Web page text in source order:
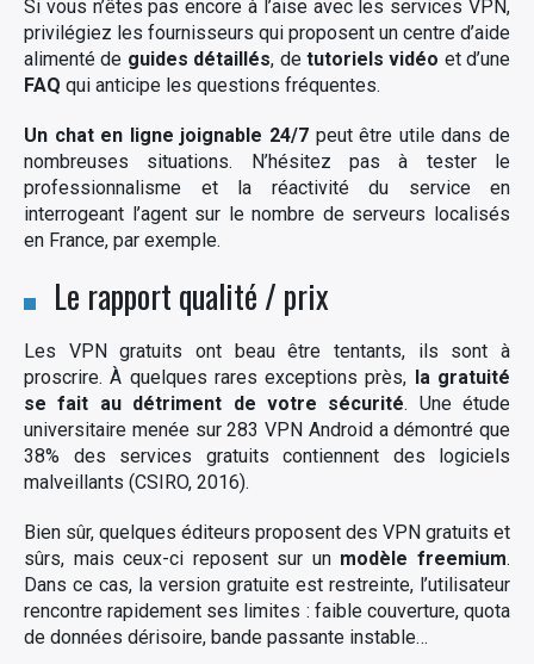
Si vous n’êtes pas encore à l’aise avec les services VPN,
privilégiez les fournisseurs qui proposent un centre d’aide
alimenté de guides détaillés, de tutoriels vidéo et d’une
FAQ qui anticipe les questions fréquentes.
Un chat en ligne joignable 24/7 peut être utile dans de
nombreuses situations. N’hésitez pas à tester le
professionnalisme et la réactivité du service en
interrogeant l’agent sur le nombre de serveurs localisés
en France, par exemple.
Le rapport qualité / prix
Les VPN gratuits ont beau être tentants, ils sont à
proscrire. À quelques rares exceptions près, la gratuité
se fait au détriment de votre sécurité. Une étude
universitaire menée sur 283 VPN Android a démontré que
38% des services gratuits contiennent des logiciels
malveillants (CSIRO, 2016).
Bien sûr, quelques éditeurs proposent des VPN gratuits et
sûrs, mais ceux-ci reposent sur un modèle freemium.
Dans ce cas, la version gratuite est restreinte, l’utilisateur
rencontre rapidement ses limites : faible couverture, quota
de données dérisoire, bande passante instable…